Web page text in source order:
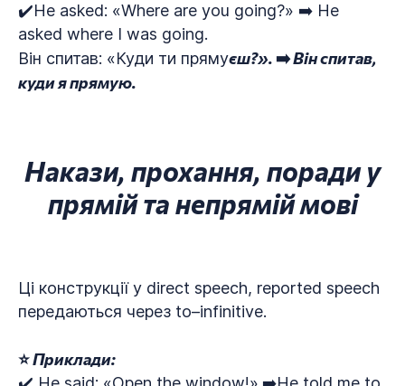
✔️He asked: «Where are you going?» ➡️ He
asked where I was going.
Він спитав: «Куди ти прямуєш?». ➡️ Він спитав,
куди я прямую.
Накази, прохання, поради у
прямій та непрямій мові
Ці конструкції у direct speech, reported speech
передаються через to–infinitive.
⭐ Приклади: